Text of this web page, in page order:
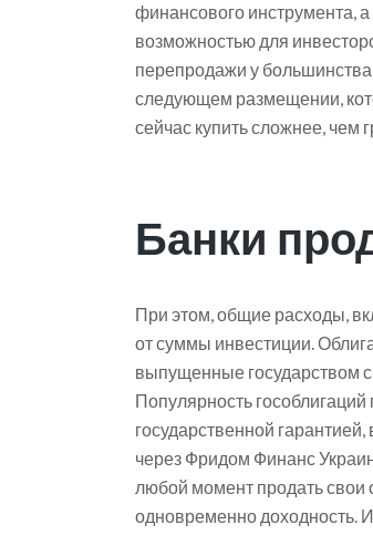
финансового инструмента,
возможностью для
перепродажи у большинства
следующем размещении,
сейчас купить сложнее, чем
Банки
При этом, общие расходы,
от суммы инвестиции.
выпущенные государством
Популярность
государственной
через Фридом Финанс
любой момент продать свои
одновременно доходность.